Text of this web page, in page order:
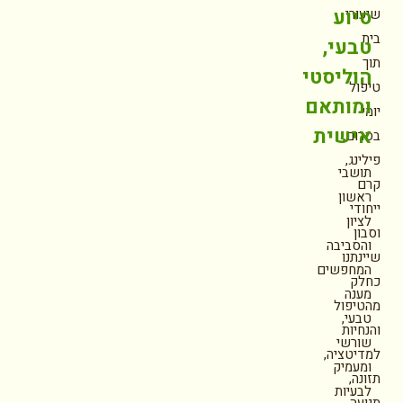
שיעורי
בית
תוך
טיפול
יומי
בסרום,
פילינג,
קרם
ייחודי
וסבון
שיינתנו
כחלק
מהטיפול
והנחיות
למדיטציה,
תזונה,
סיוע
טבעי,
הוליסטי
ומותאם
אישית
תושבי
ראשון
לציון
והסביבה
המחפשים
מענה
טבעי,
שורשי
ומעמיק
לבעיות